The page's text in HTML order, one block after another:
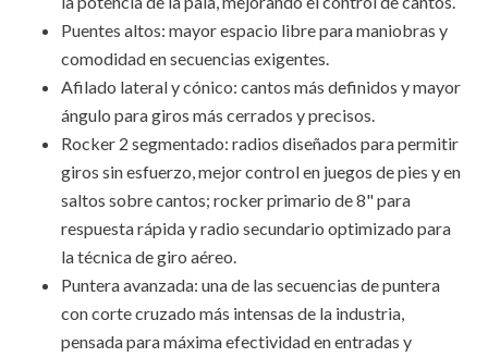
Puentes altos: mayor espacio libre para maniobras y
comodidad en secuencias exigentes.
Afilado lateral y cónico: cantos más definidos y mayor
ángulo para giros más cerrados y precisos.
Rocker 2 segmentado: radios diseñados para permitir
giros sin esfuerzo, mejor control en juegos de pies y en
saltos sobre cantos; rocker primario de 8" para
respuesta rápida y radio secundario optimizado para
la técnica de giro aéreo.
Puntera avanzada: una de las secuencias de puntera
con corte cruzado más intensas de la industria,
pensada para máxima efectividad en entradas y